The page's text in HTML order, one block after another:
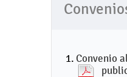
Convenio